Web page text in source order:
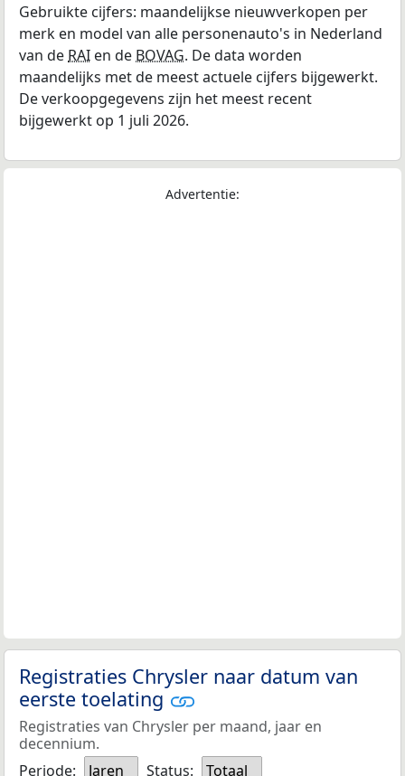
Gebruikte cijfers: maandelijkse nieuwverkopen per
merk en model van alle personenauto's in Nederland
van de RAI en de BOVAG. De data worden
maandelijks met de meest actuele cijfers bijgewerkt.
De verkoopgegevens zijn het meest recent
bijgewerkt op 1 juli 2026.
Advertentie:
Registraties Chrysler naar datum van
eerste toelating
Registraties van Chrysler per maand, jaar en
decennium.
Periode:
Jaren Status: Totaal